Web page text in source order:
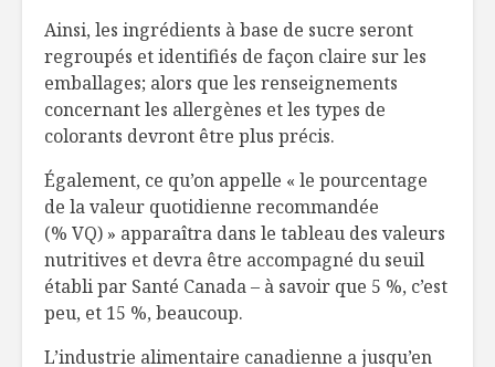
Ainsi, les ingrédients à base de sucre seront
regroupés et identifiés de façon claire sur les
emballages; alors que les renseignements
concernant les allergènes et les types de
colorants devront être plus précis.
Également, ce qu’on appelle « le pourcentage
de la valeur quotidienne recommandée
(% VQ) » apparaîtra dans le tableau des valeurs
nutritives et devra être accompagné du seuil
établi par Santé Canada – à savoir que 5 %, c’est
peu, et 15 %, beaucoup.
L’industrie alimentaire canadienne a jusqu’en
5 astuces pour
La consécration du
d’ici